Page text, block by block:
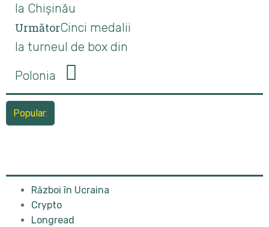
la Chișinău
UrmătorCinci medalii
la turneul de box din
Polonia
Popular:
Război în Ucraina
Crypto
Longread